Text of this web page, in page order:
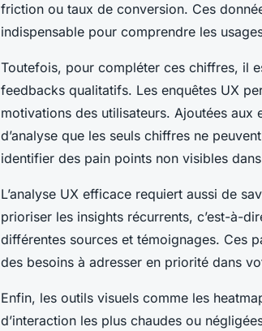
friction ou taux de conversion. Ces
indispensable pour comprendre les
Toutefois, pour compléter ces chiffres, il
feedbacks qualitatifs. Les enquêtes UX
motivations des utilisateurs. Ajoutées
d’analyse que les seuls chiffres ne
identifier des pain points non visibles
L’analyse UX efficace requiert aussi de
prioriser les insights récurrents, c’est-à-
différentes sources et témoignages. Ces
des besoins à adresser en priorité dans
Enfin, les outils visuels comme les
d’interaction les plus chaudes ou